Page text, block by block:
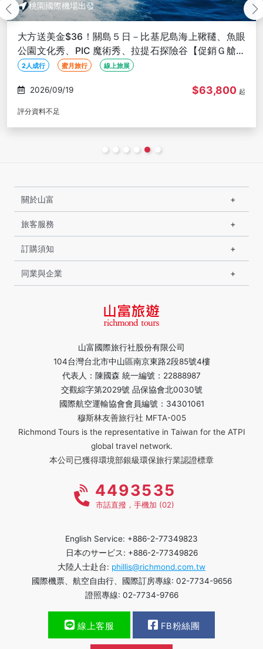
桃園國際機場出發
大方送美金$36！關島５日－比基尼島海上鞦韆、魚眼
公園文化秀、PIC 魔術秀、拉提石探險谷【促銷Ｇ艙、
２人成行】
2人成行 蜜月旅行 線上旅展
2026/09/19 $63,800 起
評分資料不足
山富國際旅行社股份有限公司
104台灣台北市中山區南京東路2段85號4樓
代表人：陳國森 統一編號：22888987
交觀綜字第2029號 品保協會北0030號
國際航空運輸協會會員編號：34301061
穆斯林友善旅行社 MFTA-005
Richmond Tours is the representative in Taiwan for the ATPI
global travel network.
本公司已獲得環境部銀級環保旅行業認證標章
關於山富
旅客服務
訂購須知
同業與企業
4493535
市話直撥，手機加 (02)
English Service: +886-2-77349823
日本のサービス: +886-2-77349826
大陸人士赴台: phillis@richmond.com.tw
國際機票、航空自由行、國際訂房專線: 02-7734-9656
證照專線: 02-7734-9766
線上客服 FB粉絲團